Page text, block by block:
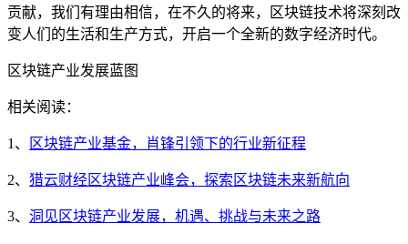
贡献，我们有理由相信，在不久的将来，区块链技术将深刻改
变人们的生活和生产方式，开启一个全新的数字经济时代。
区块链产业发展蓝图
相关阅读：
1、 区块链产业基金，肖锋引领下的行业新征程
2、 猎云财经区块链产业峰会，探索区块链未来新航向
3、 洞见区块链产业发展，机遇、挑战与未来之路